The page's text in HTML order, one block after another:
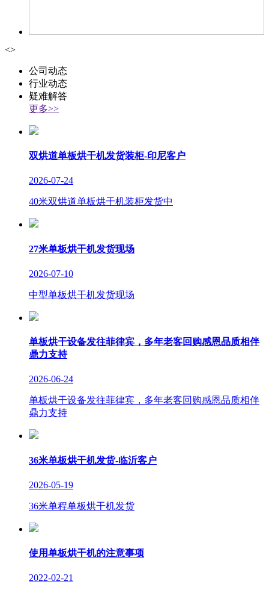
<>
公司动态
行业动态
疑难解答
更多>>
双烘道单板烘干机发货装柜-印尼客户
2026-07-24
40米双烘道单板烘干机装柜发货中
27米单板烘干机发货现场
2026-07-10
中型单板烘干机发货现场
单板烘干设备发往菲律宾，多年老客回购感恩品质相伴
鼎力支持
2026-06-24
单板烘干设备发往菲律宾，多年老客回购感恩品质相伴
鼎力支持
36米单板烘干机发货-临沂客户
2026-05-19
36米单程单板烘干机发货
使用单板烘干机的注意事项
2022-02-21